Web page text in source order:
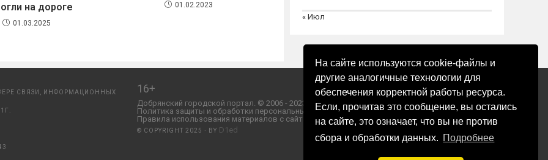
На сайте используются cookie-файлы и
другие аналогичные технологии для
обеспечения корректной работы ресурса.
Если, прочитав это сообщение, вы остались
на сайте, это означает, что вы не против
сбора и обработки данных. Подробнее
на дороге
01.03.2025
01.02.2023
« Июл
СВЯЗИ, ИНФОРМАЦИОННЫХ
16+
Добрянский городской портал. © 2006 - 2023 ООО «Пресса-Том».
Политика защиты и обработки персональных данных ООО «Пресса-Том».
Правила использования материалов с сайта «ЗОРИ ПЛЮС».
© COPYRIGHT 2025 · BY D1ed